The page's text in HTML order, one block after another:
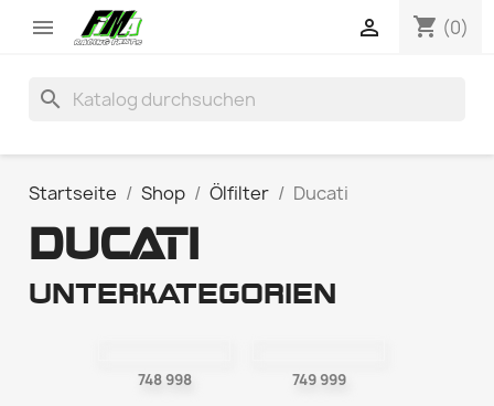
 shopping_cart (0)

search
Startseite Shop Ölfilter Ducati
DUCATI
Unterkategorien
748 998 749 999